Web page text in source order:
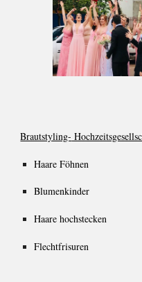
Brautstyling-
Haare Föhnen
Blumenkinder
Haare hochstecken
Flechtfrisuren